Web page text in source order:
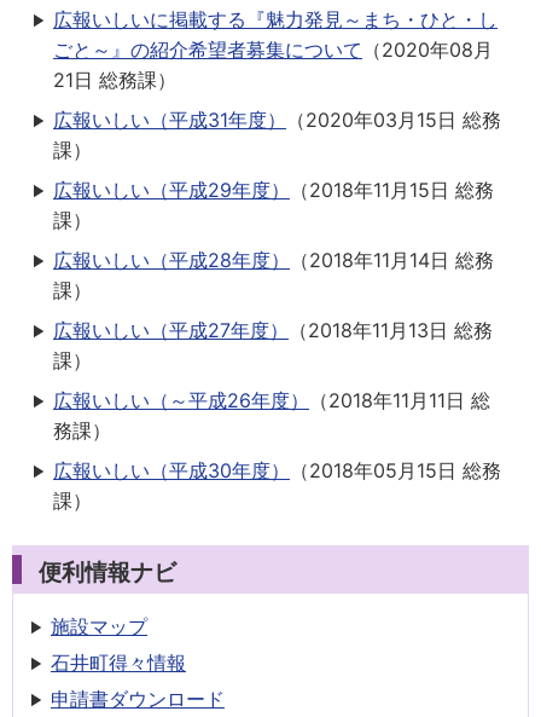
広報いしいに掲載する『魅力発見～まち・ひと・し
ごと～』の紹介希望者募集について （2020年08月
21日 総務課）
広報いしい（平成31年度）
（2020年03月15日 総務
課）
広報いしい（平成29年度）
（2018年11月15日 総務
課）
広報いしい（平成28年度）
（2018年11月14日 総務
課）
広報いしい（平成27年度）
（2018年11月13日 総務
課）
広報いしい（～平成26年度）
（2018年11月11日 総
務課）
広報いしい（平成30年度）
（2018年05月15日 総務
課）
便利情報ナビ
施設マップ
石井町得々情報
申請書ダウンロード